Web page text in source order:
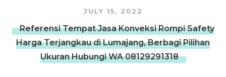
JULY 15, 2022
Referensi Tempat Jasa Konveksi Rompi Safety
Harga Terjangkau di Lumajang, Berbagi Pilihan
Ukuran Hubungi WA 08129291318